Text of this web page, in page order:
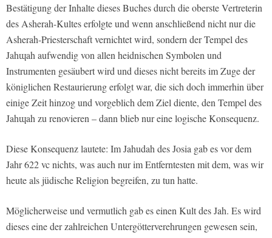
Bestätigung der Inhalte dieses Buches durch die oberste Vertreterin
des Asherah-Kultes erfolgte und wenn anschließend nicht nur die
Asherah-Priesterschaft vernichtet wird, sondern der Tempel des
Jahɰah aufwendig von allen heidnischen Symbolen und
Instrumenten gesäubert wird und dieses nicht bereits im Zuge der
königlichen Restaurierung erfolgt war, die sich doch immerhin über
einige Zeit hinzog und vorgeblich dem Ziel diente, den Tempel des
Jahɰah zu renovieren – dann blieb nur eine logische Konsequenz.
Diese Konsequenz lautete: Im Jahudah des Josia gab es vor dem
Jahr 622 vc nichts, was auch nur im Entferntesten mit dem, was wir
heute als jüdische Religion begreifen, zu tun hatte.
Möglicherweise und vermutlich gab es einen Kult des Jah. Es wird
dieses eine der zahlreichen Untergötterverehrungen gewesen sein,